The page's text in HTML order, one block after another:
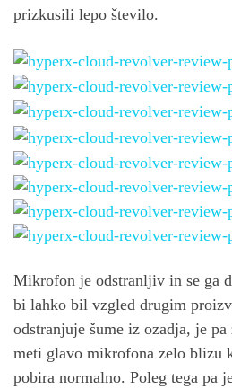
prizkusili lepo število.
Mikrofon je odstranljiv in se ga
bi lahko bil vzgled drugim
odstranjuje šume iz ozadja, je pa
meti glavo mikrofona zelo blizu
pobira normalno. Poleg tega pa